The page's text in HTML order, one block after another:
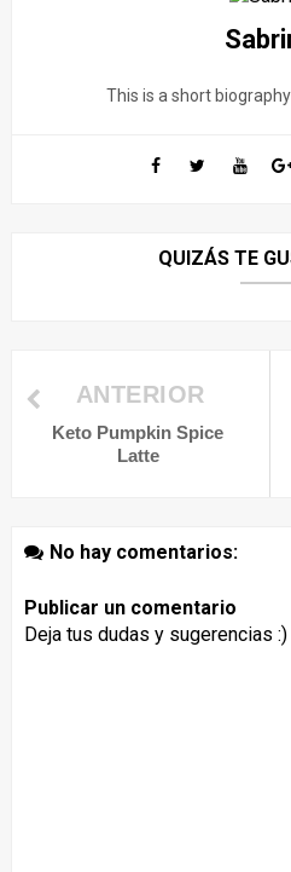
This is a short
QUIZÁS TE
ANTERIOR
Keto Pumpkin Spice
Latte
No hay comentarios:
Publicar un comentario
Deja tus dudas y sugerencias :)